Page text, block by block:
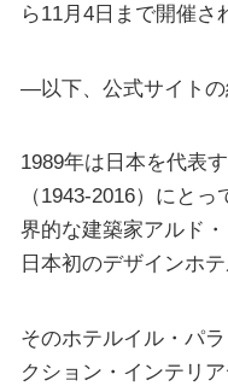
ら11月4日まで開催さ
—以下、公式サイト
1989年は日本を代表
（1943-2016）にと
界的な建築家アルド
日本初のデザインホ
そのホテルイル・パ
クション・インテリ